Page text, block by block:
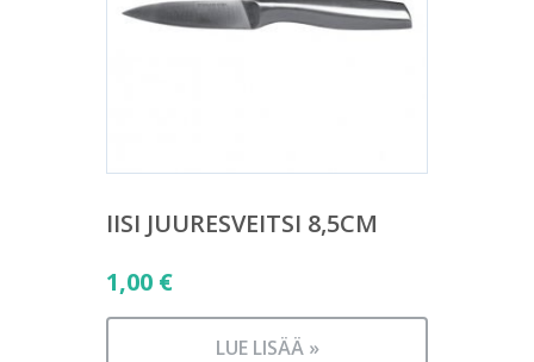
IISI JUURESVEITSI 8,5CM
1,00 €
LUE LISÄÄ »